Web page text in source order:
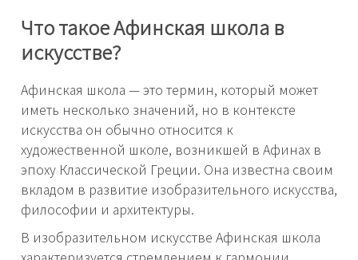
Что такое Афинская школа в
искусстве?
Афинская школа — это термин, который может
иметь несколько значений, но в контексте
искусства он обычно относится к
художественной школе, возникшей в Афинах в
эпоху Классической Греции. Она известна своим
вкладом в развитие изобразительного искусства,
философии и архитектуры.
В изобразительном искусстве Афинская школа